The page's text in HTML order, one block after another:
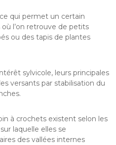
qui permet un certain
l’on retrouve de petits
ou des tapis de plantes
sylvicole, leurs principales
versants par stabilisation du
à crochets existent selon les
laquelle elles se
des vallées internes